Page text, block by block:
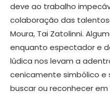
deve ao trabalho
colaboração das
Moura, Tai Zatolinni.
enquanto espectador e
lúdica nos levam a
cenicamente simbólico e
buscar ou reconhecer